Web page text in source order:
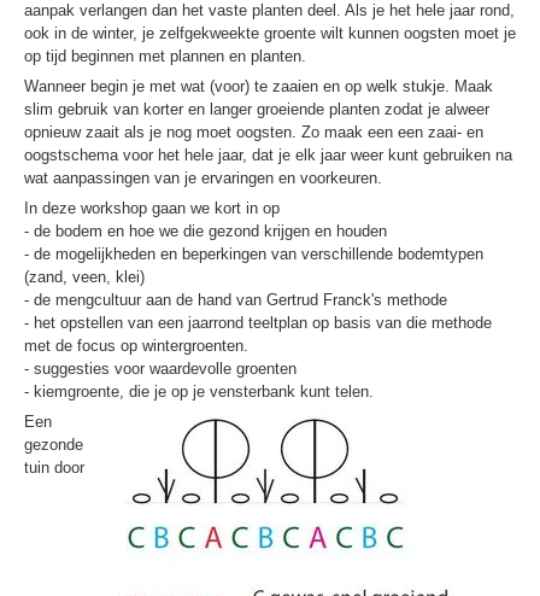
aanpak verlangen dan het vaste planten deel. Als je het hele jaar rond,
ook in de winter, je zelfgekweekte groente wilt kunnen oogsten moet je
op tijd beginnen met plannen en planten.
Wanneer begin je met wat (voor) te zaaien en op welk stukje. Maak
slim gebruik van korter en langer groeiende planten zodat je alweer
opnieuw zaait als je nog moet oogsten. Zo maak een een zaai- en
oogstschema voor het hele jaar, dat je elk jaar weer kunt gebruiken na
wat aanpassingen van je ervaringen en voorkeuren.
In deze workshop gaan we kort in op
- de bodem en hoe we die gezond krijgen en houden
- de mogelijkheden en beperkingen van verschillende bodemtypen
(zand, veen, klei)
- de mengcultuur aan de hand van Gertrud Franck's methode
- het opstellen van een jaarrond teeltplan op basis van die methode
met de focus op wintergroenten.
- suggesties voor waardevolle groenten
- kiemgroente, die je op je vensterbank kunt telen.
Een
gezonde
tuin door